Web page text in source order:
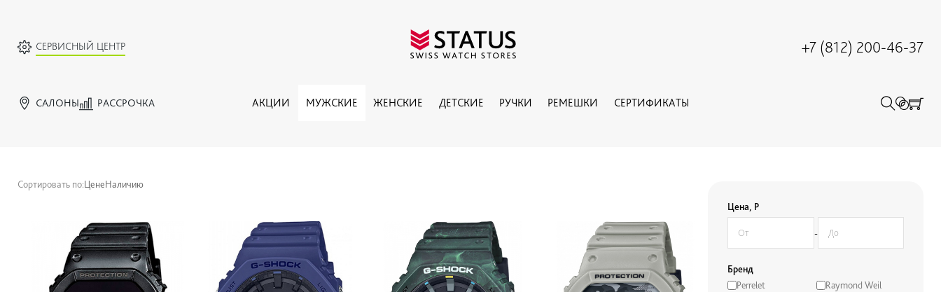
СЕРВИСНЫЙ ЦЕНТР +7 (812) 200-46-37
САЛОНЫ РАССРОЧКА АКЦИИ МУЖСКИЕ ЖЕНСКИЕ ДЕТСКИЕ РУЧКИ РЕМЕШКИ СЕРТИФИКАТЫ
Цена, Р
-
Бренд
Perrelet
Raymond Weil
Сортировать по:ЦенеНаличию